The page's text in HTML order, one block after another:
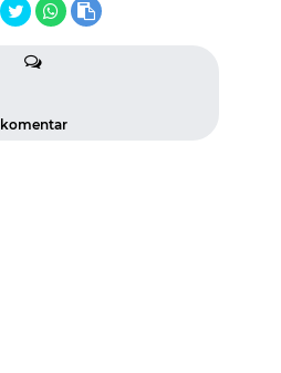
komentar